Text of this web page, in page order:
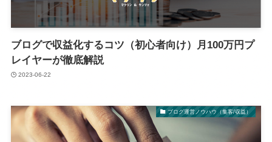
ブログで収益化するコツ（初心者向け）月100万円プ
レイヤーが徹底解説
2023-06-22
ブログ運営ノウハウ（集客/収益）